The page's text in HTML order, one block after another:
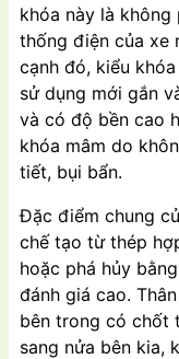
khóa này là
thống điện của xe
cạnh đó, kiểu
sử dụng mới gắn
và có độ bền cao
khóa mâm do
tiết, bụi bẩn.
Đặc điểm chung
chế tạo từ thép
hoặc phá hủy
đánh giá cao.
bên trong có chốt
sang nửa bên kia,